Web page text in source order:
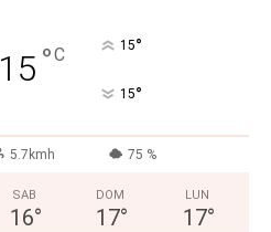
15 °C 15°
15°
5.7kmh 75 %
SAB
16°
DOM
17°
LUN
17°